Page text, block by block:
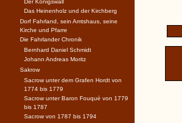
Der Königswall
Das Heinenholz und der Kirchberg
Dorf Fahrland, sein Amtshaus, seine
Kirche und Pfarre
Die Fahrlander Chronik
Bernhard Daniel Schmidt
Johann Andreas Moritz
Sakrow
Sacrow unter dem Grafen Hordt von
1774 bis 1779
Sacrow unter Baron Fouqué von 1779
bis 1787
Sacrow von 1787 bis 1794